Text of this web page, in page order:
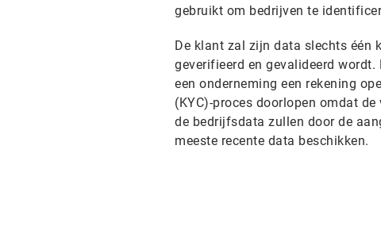
gebruikt om bedrijven te
De klant zal zijn data slechts één
geverifieerd en gevalideerd wordt.
een onderneming een rekening
(KYC)-proces doorlopen omdat
de bedrijfsdata zullen door de
meeste recente data beschikken.